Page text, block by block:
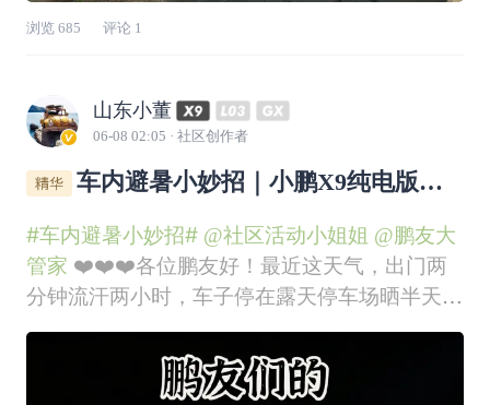
浏览 685 评论 1
山东小董
06-08 02:05 · 社区创作者
车内避暑小妙招｜小鹏X9纯电版专
#车内避暑小妙招# @社区活动小姐姐 @鹏友大
管家 ❤️❤️❤️各位鹏友好！最近这天气，出门两
分钟流汗两小时，车子停在露天停车场晒半天，
打开车门那一瞬间简直像是在接受热浪洗礼。好
在咱们开的是小鹏X9，纯电MPV自带不少夏日
避暑黑科技，今天就跟大家分享几个亲测有效的